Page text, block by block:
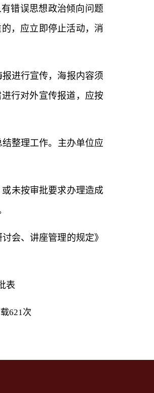
错误思想政治倾向问题
，应立即停止活动，消
进行宣传，海报内容须
行对外宣传报道，应按
整理工作。主办单位应
未按审批要求办理造成
会、讲座管理的规定》
表
621次